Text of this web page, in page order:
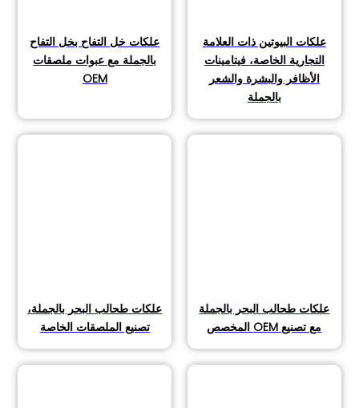
علكات البيوتين ذات العلامة
التجارية الخاصة، فيتامينات
الأظافر والبشرة والشعر
بالجملة
علكات خل التفاح بخل التفاح
بالجملة مع عبوات ملصقات
OEM
علكات طحالب البحر بالجملة
مع تصنيع OEM المخصص
علكات طحالب البحر بالجملة،
تصنيع الملصقات الخاصة